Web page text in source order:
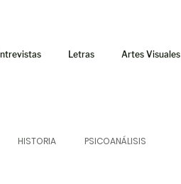
Letras Artes Visuales
HISTORIA PSICOANÁLISIS